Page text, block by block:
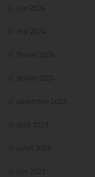
juin 2024
mai 2024
février 2024
janvier 2024
décembre 2023
août 2023
juillet 2023
juin 2023